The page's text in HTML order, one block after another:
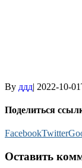
By ддд| 2022-10-
Поделиться
FacebookTwitter
Оставить